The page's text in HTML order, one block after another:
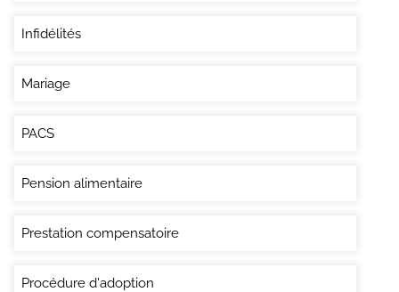
Infidélités
Mariage
PACS
Pension alimentaire
Prestation compensatoire
Procédure d'adoption